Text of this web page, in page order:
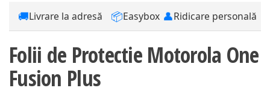
🚚Livrare la adresă 📦Easybox 👤Ridicare personală
Folii de Protectie Motorola One
Fusion Plus